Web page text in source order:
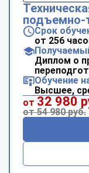
подъемно-
Срок
от 256
Диплом о
Обучение
Высшее,
от 32 980
от 54 980 руб.